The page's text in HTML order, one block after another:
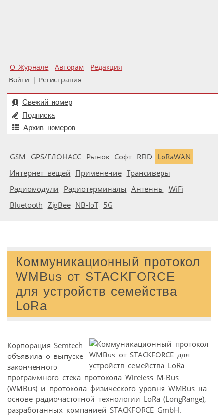
О Журнале Авторам
Редакция
Войти | Регистрация
Свежий номер
Подписка
Архив номеров
GSM GPS/ГЛОНАСС Рынок Софт RFID LoRaWAN
Интернет вещей Применение Трансиверы
Радиомодули Радиотерминалы Антенны WiFi
Bluetooth ZigBee NB-IoT 5G
Коммуникационный протокол
WMBus от STACKFORCE
для устройств семейства
LoRa
Корпорация Semtech
объявила о выпуске
законченного
программного стека протокола Wireless M-Bus
(WMBus) и протокола физического уровня WMBus на
основе радиочастотной технологии LoRa (LongRange),
разработанных компанией STACKFORCE GmbH.